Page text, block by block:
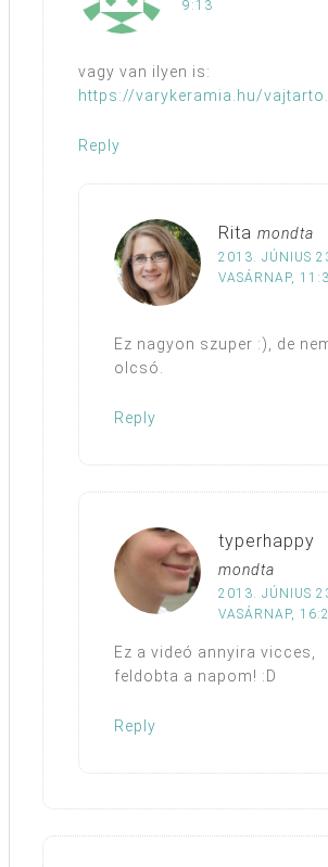
9:13
vagy van ilyen is:
https://varykeramia.hu/
Reply
Rita mondta
2013. JÚNIUS
VASÁRNAP,
Ez nagyon szuper :), de
olcsó.
Reply
typerhappy
mondta
2013. JÚNIUS
VASÁRNAP,
Ez a videó annyira vicces,
feldobta a napom! :D
Reply